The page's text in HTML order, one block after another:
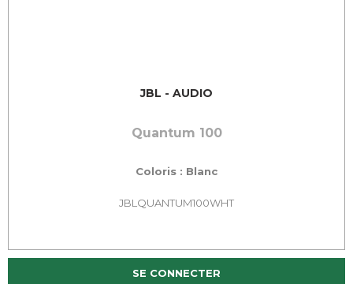
JBL - AUDIO
Quantum 100
Coloris : Blanc
JBLQUANTUM100WHT
SE CONNECTER